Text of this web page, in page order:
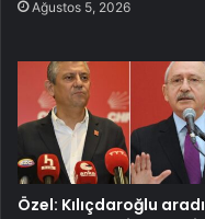
Ağustos 5, 2026
Özel: Kılıçdaroğlu aradı